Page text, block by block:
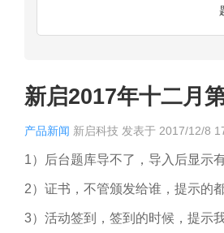
新启2017年十二月
产品新闻 新启科技 发表于 2017/12/8
1） 后台题库导不了，
2） 证书，不管颁发给谁，
3） 活动签到，签到的时